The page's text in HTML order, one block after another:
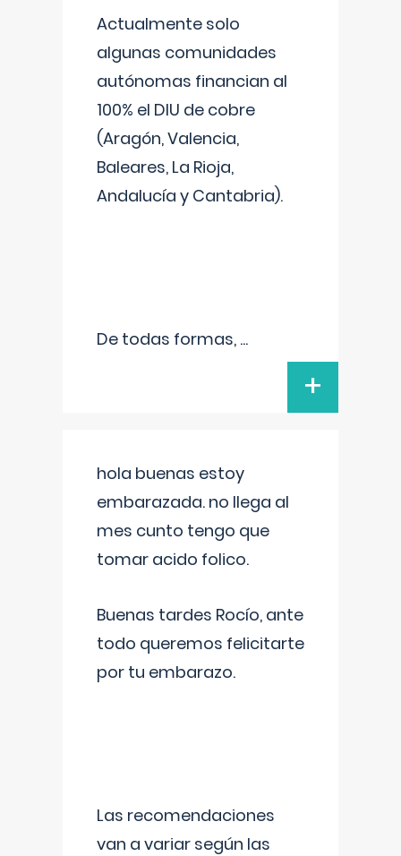
Actualmente solo
algunas comunidades
autónomas financian al
100% el DIU de cobre
(Aragón, Valencia,
Baleares, La Rioja,
Andalucía y Cantabria).
De todas formas, ...
+
hola buenas estoy
embarazada. no llega al
mes cunto tengo que
tomar acido folico.
Buenas tardes Rocío, ante
todo queremos felicitarte
por tu embarazo.
Las recomendaciones
van a variar según las